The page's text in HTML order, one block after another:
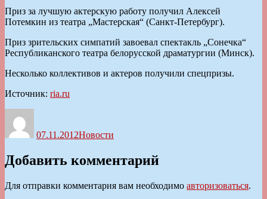
Приз за лучшую актерскую работу получил Алексей
Потемкин из театра „Мастерская“ (Санкт-Петербург).
Приз зрительских симпатий завоевал спектакль „Сонечка“
Республиканского театра белорусской драматургии (Минск).
Несколько коллективов и актеров получили спецпризы.
Источник: ria.ru
07.11.2012Новости
Добавить комментарий
Для отправки комментария вам необходимо авторизоваться.